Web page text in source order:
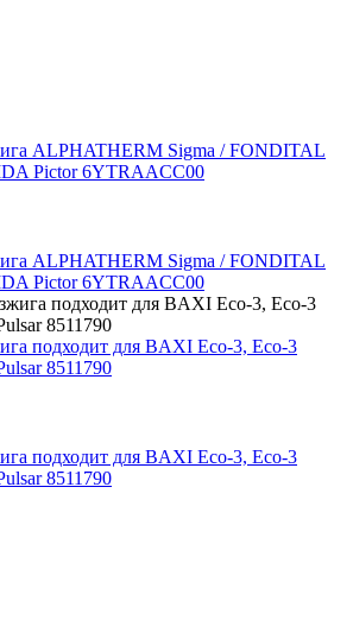
ALPHATHERM Sigma / FONDITAL
Pictor 6YTRAACC00
ALPHATHERM Sigma / FONDITAL
Pictor 6YTRAACC00
подходит для BAXI Eco-3, Eco-3
8511790
подходит для BAXI Eco-3, Eco-3
8511790